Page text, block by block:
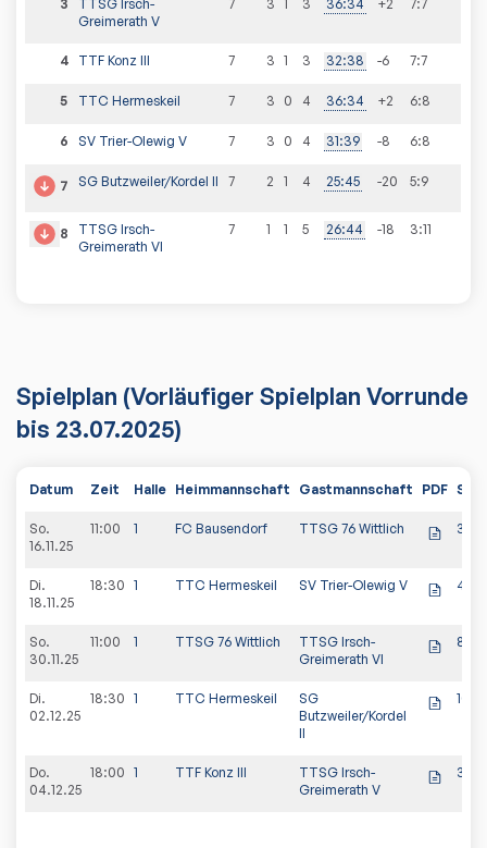
3
TTSG Irsch-
Greimerath V
7 3 1 3 36:34 +2 7:7
4 TTF Konz III 7 3 1 3 32:38 -6 7:7
5 TTC Hermeskeil 7 3 0 4 36:34 +2 6:8
6 SV Trier-Olewig V 7 3 0 4 31:39 -8 6:8
7 SG Butzweiler/Kordel II 7 2 1 4 25:45 -20 5:9
8
TTSG Irsch-
Greimerath VI
7 1 1 5 26:44 -18 3:11
Spielplan (Vorläufiger Spielplan Vorrunde
bis 23.07.2025)
Datum Zeit Halle Heimmannschaft Gastmannschaft PDF
So.
16.11.25
11:00 1 FC Bausendorf TTSG 76 Wittlich 3:7
Di.
18.11.25
18:30 1 TTC Hermeskeil SV Trier-Olewig V 4:6
So.
30.11.25
11:00 1 TTSG 76 Wittlich
TTSG Irsch-
Greimerath VI
8:2
Di.
02.12.25
18:30 1 TTC Hermeskeil
SG
Butzweiler/Kordel
II
10:0
Do.
04.12.25
18:00 1 TTF Konz III
TTSG Irsch-
Greimerath V
3:7